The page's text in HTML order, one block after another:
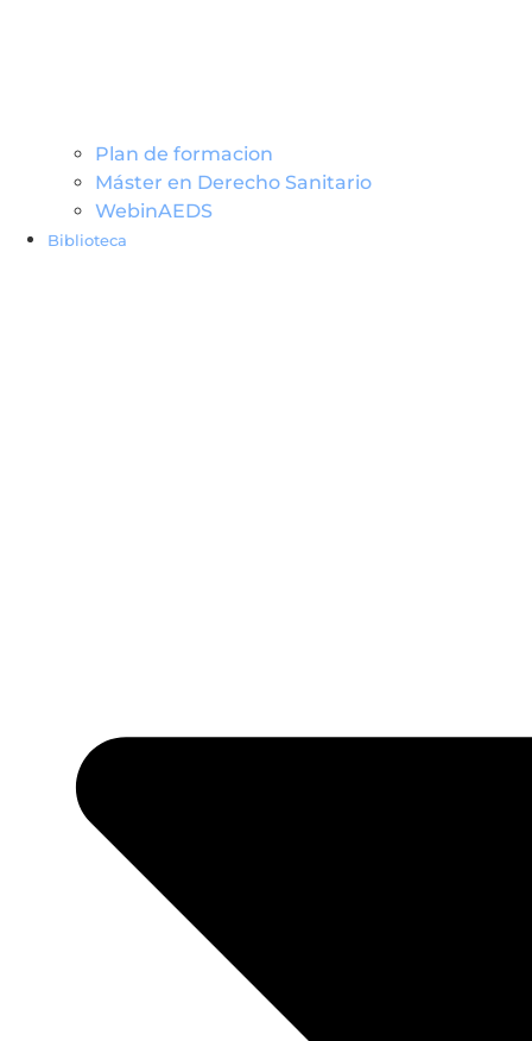
Plan de formacion
Máster en Derecho Sanitario
WebinAEDS
Biblioteca